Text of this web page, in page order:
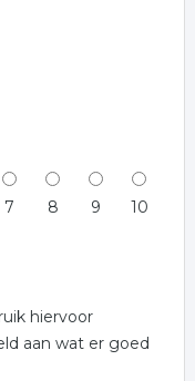
7 8 9 10
hiervoor
aan wat er goed